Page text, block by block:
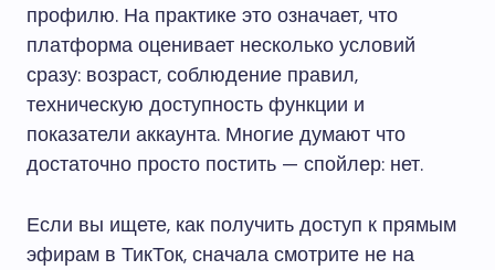
профилю. На практике это означает, что
платформа оценивает несколько условий
сразу: возраст, соблюдение правил,
техническую доступность функции и
показатели аккаунта. Многие думают что
достаточно просто постить — спойлер: нет.
Если вы ищете, как получить доступ к прямым
эфирам в ТикТок, сначала смотрите не на